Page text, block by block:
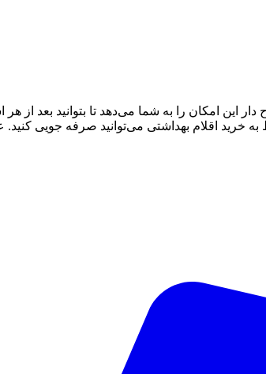
این امکان را به شما می‌دهد تا بتوانید بعد از
خرید اقلام بهداشتی می‌توانید صرفه جویی